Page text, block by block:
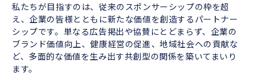
私たちが目指すのは、従来のスポンサーシップの枠を超
え、企業の皆様とともに新たな価値を創造するパートナー
シップです。単なる広告掲出や協賛にとどまらず、企業の
ブランド価値向上、健康経営の促進、地域社会への貢献な
ど、多面的な価値を生み出す共創型の関係を築いてまいり
ます。